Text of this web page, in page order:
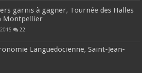
garnis à gagner, Tournée des Halles
Montpellier
22
Languedocienne, Saint-Jean-